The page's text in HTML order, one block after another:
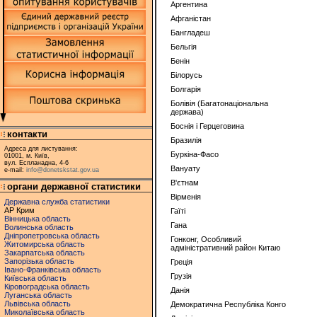
контакти
Адреса для листування:
01001, м. Київ,
вул. Еспланадна, 4-6
e-mail: info@donetskstat.gov.ua
органи державної статистики
Державна служба статистики
АР Крим
Вінницька область
Волинська область
Дніпропетровська область
Житомирська область
Закарпатська область
Запорізька область
Івано-Франківська область
Київська область
Кіровоградська область
Луганська область
Львівська область
Миколаївська область
Аргентина
Афганістан
Бангладеш
Бельгія
Бенін
Білорусь
Болгарія
Болівія (Багатонаціональна
держава)
Боснія і Герцеговина
Бразилія
Буркіна-Фасо
Вануату
В'єтнам
Вірменія
Гаїті
Гана
Гонконг, Особливий
адміністративний район Китаю
Греція
Грузія
Данія
Демократична Республіка Конго